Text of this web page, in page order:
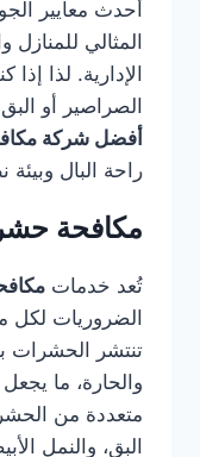
أحدث معايير
المثالي للمنازل
الإدارية. لذا
الصراصير أو
أفضل شركة
راحة البال
مكافحة
تُعد خدمات
الضروريات لكل
تنتشر الحشرات
والحارة، ما
متعددة من
البق، والنمل